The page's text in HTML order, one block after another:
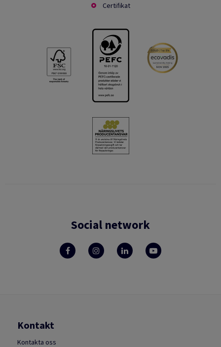
Certifikat
Social network
Kontakt
Kontakta oss